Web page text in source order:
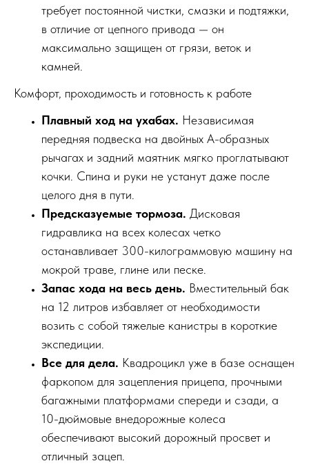
требует постоянной чистки, смазки и подтяжки,
в отличие от цепного привода — он
максимально защищен от грязи, веток и
камней.
Комфорт, проходимость и готовность к работе
Плавный ход на ухабах. Независимая
передняя подвеска на двойных А-образных
рычагах и задний маятник мягко проглатывают
кочки. Спина и руки не устанут даже после
целого дня в пути.
Предсказуемые тормоза. Дисковая
гидравлика на всех колесах четко
останавливает 300-килограммовую машину на
мокрой траве, глине или песке.
Запас хода на весь день. Вместительный бак
на 12 литров избавляет от необходимости
возить с собой тяжелые канистры в короткие
экспедиции.
Все для дела. Квадроцикл уже в базе оснащен
фаркопом для зацепления прицепа, прочными
багажными платформами спереди и сзади, а
10-дюймовые внедорожные колеса
обеспечивают высокий дорожный просвет и
отличный зацеп.